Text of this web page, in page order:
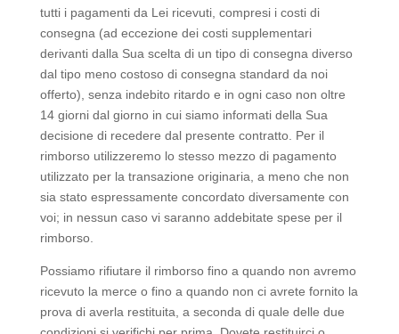
tutti i pagamenti da Lei ricevuti, compresi i costi di
consegna (ad eccezione dei costi supplementari
derivanti dalla Sua scelta di un tipo di consegna diverso
dal tipo meno costoso di consegna standard da noi
offerto), senza indebito ritardo e in ogni caso non oltre
14 giorni dal giorno in cui siamo informati della Sua
decisione di recedere dal presente contratto. Per il
rimborso utilizzeremo lo stesso mezzo di pagamento
utilizzato per la transazione originaria, a meno che non
sia stato espressamente concordato diversamente con
voi; in nessun caso vi saranno addebitate spese per il
rimborso.
Possiamo rifiutare il rimborso fino a quando non avremo
ricevuto la merce o fino a quando non ci avrete fornito la
prova di averla restituita, a seconda di quale delle due